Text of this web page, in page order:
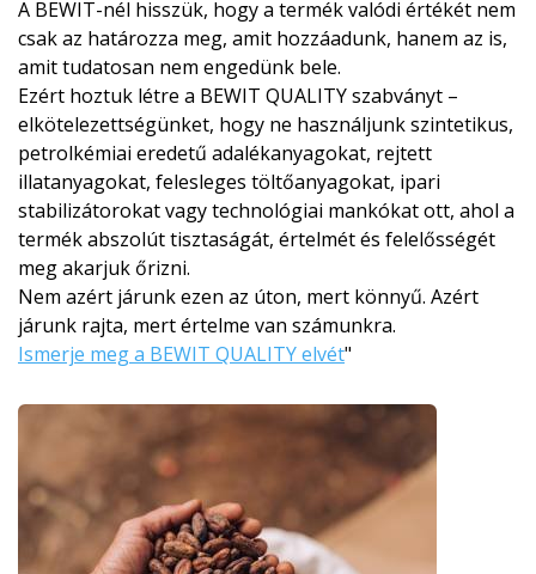
A BEWIT-nél hisszük, hogy a termék valódi értékét nem
csak az határozza meg, amit hozzáadunk, hanem az is,
amit tudatosan nem engedünk bele.
Ezért hoztuk létre a BEWIT QUALITY szabványt –
elkötelezettségünket, hogy ne használjunk szintetikus,
petrolkémiai eredetű adalékanyagokat, rejtett
illatanyagokat, felesleges töltőanyagokat, ipari
stabilizátorokat vagy technológiai mankókat ott, ahol a
termék abszolút tisztaságát, értelmét és felelősségét
meg akarjuk őrizni.
Nem azért járunk ezen az úton, mert könnyű. Azért
járunk rajta, mert értelme van számunkra.
Ismerje meg a BEWIT QUALITY elvét"